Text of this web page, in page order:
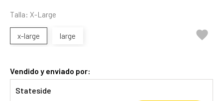
Talla: X-Large
x-large large 
Vendido y enviado por:
Stateside